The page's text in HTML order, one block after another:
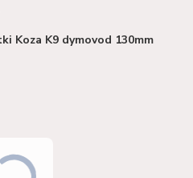
Koza K9 dymovod 130mm